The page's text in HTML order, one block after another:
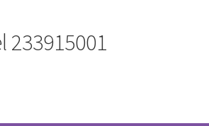
233915001